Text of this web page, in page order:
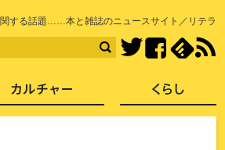
する話題……本と雑誌のニュースサイト／リテラ
TwitterFacebook
社会